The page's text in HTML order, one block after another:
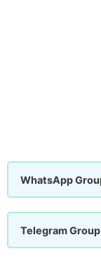
WhatsApp
Telegram Group